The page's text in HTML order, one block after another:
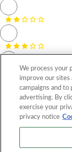
Nombre *
We process your
improve our sites
campaigns and to
advertising. By
exercise your
privacy notice